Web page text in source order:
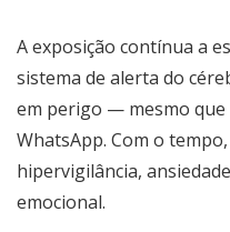
A exposição contínua a
sistema de alerta do
em perigo — mesmo que
WhatsApp. Com o
hipervigilância,
emocional.